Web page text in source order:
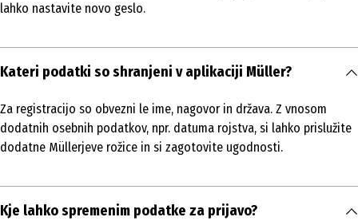
lahko nastavite novo geslo.
Kateri podatki so shranjeni v aplikaciji Müller?
Za registracijo so obvezni le ime, nagovor in država. Z vnosom
dodatnih osebnih podatkov, npr. datuma rojstva, si lahko prislužite
dodatne Müllerjeve rožice in si zagotovite ugodnosti.
Kje lahko spremenim podatke za prijavo?